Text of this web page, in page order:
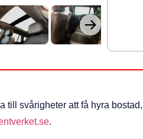
svårigheter att få hyra
.